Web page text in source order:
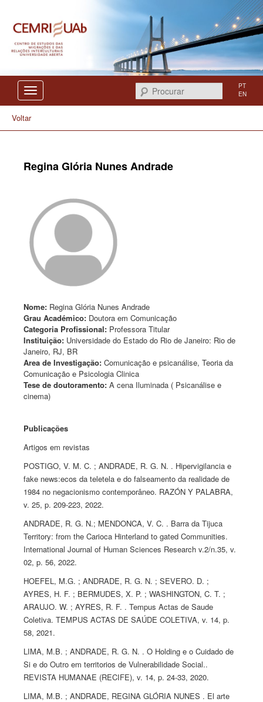
CEMRI
Procurar
PT
EN
Voltar
Regina Glória Nunes Andrade
Nome: Regina Glória Nunes Andrade
Grau Académico: Doutora em Comunicação
Categoria Profissional: Professora Titular
Instituição: Universidade do Estado do Rio de Janeiro: Rio de
Janeiro, RJ, BR
Area de Investigação:Comunicação e psicanálise, Teoria da
Comunicação e Psicologia Clinica
Tese de doutoramento:A cena Iluminada ( Psicanálise e
cinema)
Publicações
Artigos em revistas
POSTIGO, V. M. C. ; ANDRADE, R. G. N. . Hipervigilancia e
fake news:ecos da teletela e do falseamento da realidade de
1984 no negacionismo contemporâneo. RAZÓN Y PALABRA,
v. 25, p. 209-223, 2022.
ANDRADE, R. G. N.; MENDONCA, V. C. . Barra da Tijuca
Territory: from the Carioca Hinterland to gated Communities.
International Journal of Human Sciences Research v.2/n.35, v.
02, p. 56, 2022.
HOEFEL, M.G. ; ANDRADE, R. G. N. ; SEVERO. D. ;
AYRES, H. F. ; BERMUDES, X. P. ; WASHINGTON, C. T. ;
ARAUJO. W. ; AYRES, R. F. . Tempus Actas de Saude
Coletiva. TEMPUS ACTAS DE SAÚDE COLETIVA, v. 14, p.
58, 2021.
LIMA, M.B. ; ANDRADE, R. G. N. . O Holding e o Cuidado de
Si e do Outro em territorios de Vulnerabilidade Social..
REVISTA HUMANAE (RECIFE), v. 14, p. 24-33, 2020.
LIMA, M.B. ; ANDRADE, REGINA GLÓRIA NUNES . El arte